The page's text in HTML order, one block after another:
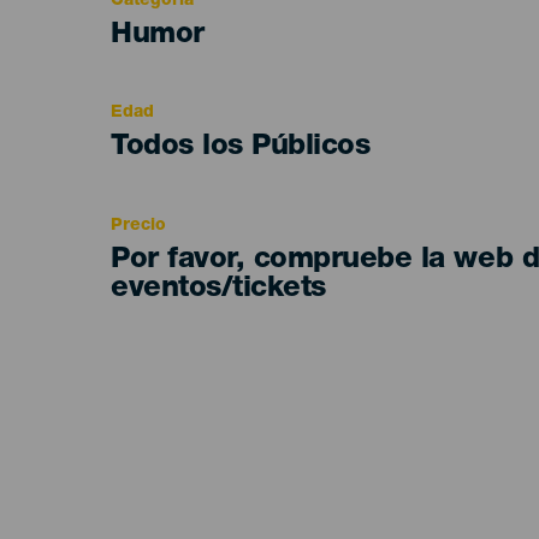
Categoría
Humor
Edad
Edad
Todos los Públicos
Precio
Por favor, compruebe la web
eventos/tickets